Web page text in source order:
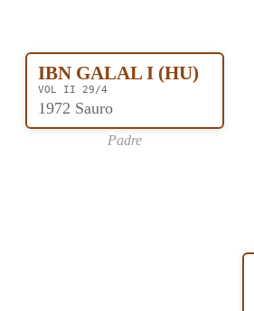
IBN GALAL I (HU)
VOL II 29/4
1972 Sauro
Padre